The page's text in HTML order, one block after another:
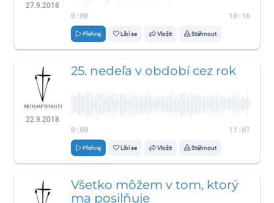
27.9.2018
0:00 10:16
Přehraj Líbí se Vložit Stáhnout
22.9.2018
25. nedeľa v období cez rok
0:00 11:07
Přehraj Líbí se Vložit Stáhnout
Všetko môžem v tom, ktorý
ma posilňuje